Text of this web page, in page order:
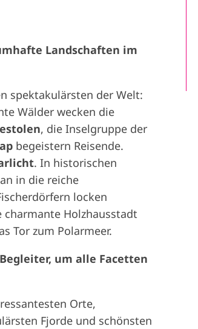
Landschaften im
spektakulärsten der Welt:
Wälder wecken die
, die Inselgruppe der
begeistern Reisende.
. In historischen
in die reiche
locken
charmante Holzhausstadt
Tor zum Polarmeer.
um alle Facetten
Orte,
Fjorde und schönsten